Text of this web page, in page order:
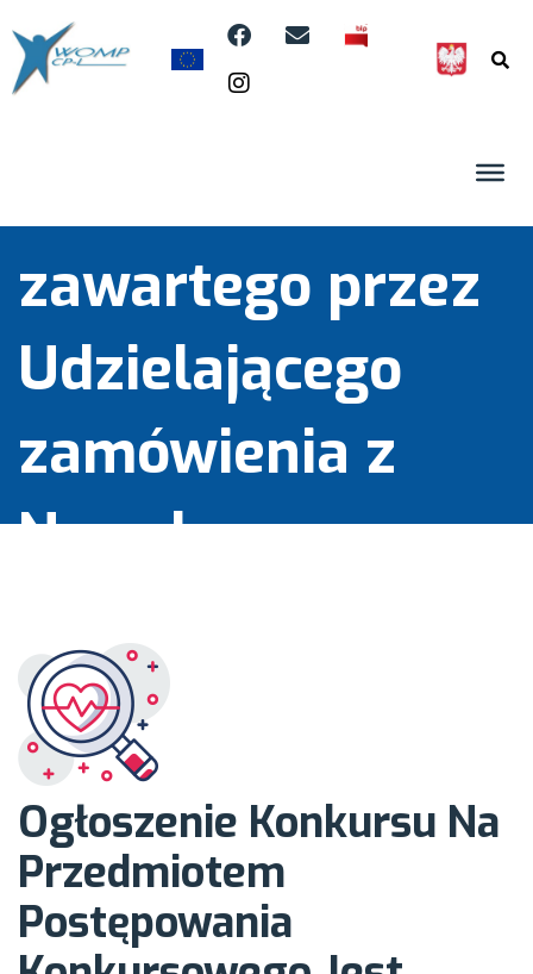
Zdrowotnej w
ramach
zawartego przez
Udzielającego
zamówienia z
Narodowym
Zdrowia, w
obszarze
działalności
Wojewódzkiego
Ogłoszenie Konkursu Na
Przedmiotem
Postępowania